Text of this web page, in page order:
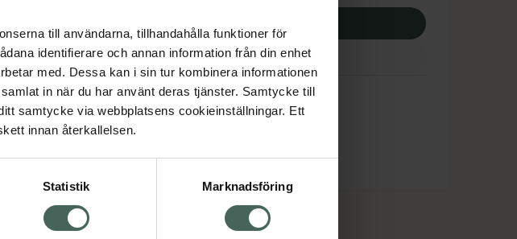
till användarna, tillhandahålla funktioner för
identifierare och annan information från din enhet
med. Dessa kan i sin tur kombinera informationen
in när du har använt deras tjänster. Samtycke till
samtycke via webbplatsens cookieinställningar. Ett
innan återkallelsen.
Statistik Marknadsföring
Köp via ditt recept
erbjudanden
Om recept och läkemedel